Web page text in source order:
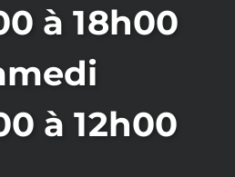
à 18h00
à 12h00